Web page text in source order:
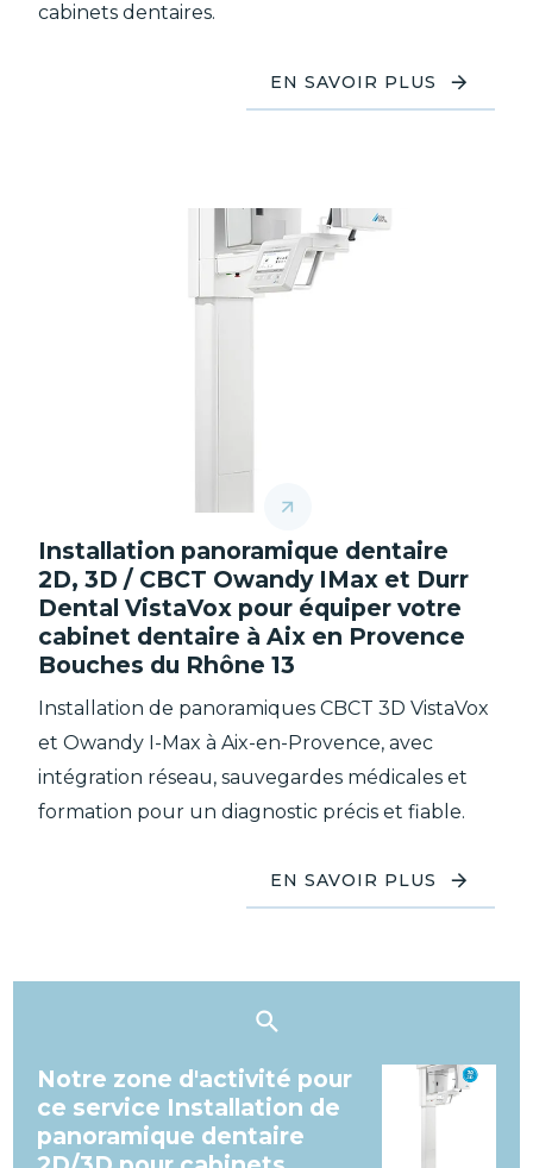
cabinets dentaires.
EN SAVOIR PLUS
Installation panoramique dentaire
2D, 3D / CBCT Owandy IMax et Durr
Dental VistaVox pour équiper votre
cabinet dentaire à Aix en Provence
Bouches du Rhône 13
Installation de panoramiques CBCT 3D VistaVox
et Owandy I-Max à Aix-en-Provence, avec
intégration réseau, sauvegardes médicales et
formation pour un diagnostic précis et fiable.
EN SAVOIR PLUS
Notre zone d'activité pour
ce service Installation de
panoramique dentaire